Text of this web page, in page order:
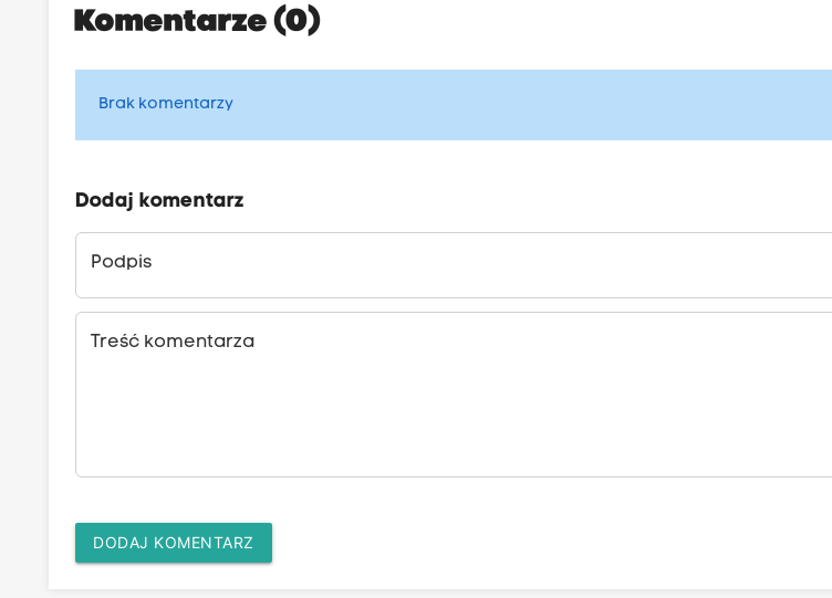
Komentarze (0)
Brak komentarzy
Dodaj komentarz
Podpis
Treść komentarza
DODAJ KOMENTARZ